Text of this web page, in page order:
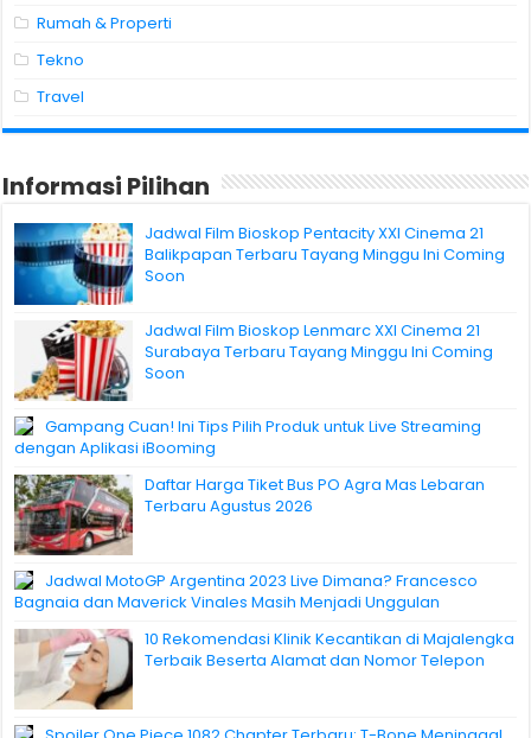
Rumah & Properti
Tekno
Travel
Informasi Pilihan
Jadwal Film Bioskop Pentacity XXI Cinema 21
Balikpapan Terbaru Tayang Minggu Ini Coming
Soon
Jadwal Film Bioskop Lenmarc XXI Cinema 21
Surabaya Terbaru Tayang Minggu Ini Coming
Soon
Gampang Cuan! Ini Tips Pilih Produk untuk Live Streaming
dengan Aplikasi iBooming
Daftar Harga Tiket Bus PO Agra Mas Lebaran
Terbaru Agustus 2026
Jadwal MotoGP Argentina 2023 Live Dimana? Francesco
Bagnaia dan Maverick Vinales Masih Menjadi Unggulan
10 Rekomendasi Klinik Kecantikan di Majalengka
Terbaik Beserta Alamat dan Nomor Telepon